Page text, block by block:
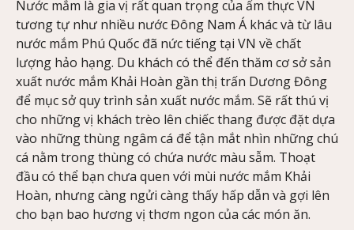
Nước mắm là gia vị rất quan trọng của ẩm thực VN
tương tự như nhiều nước Đông Nam Á khác và từ lâu
nước mắm Phú Quốc đã nức tiếng tại VN về chất
lượng hảo hạng. Du khách có thể đến thăm cơ sở sản
xuất nước mắm Khải Hoàn gần thị trấn Dương Đông
để mục sở quy trình sản xuất nước mắm. Sẽ rất thú vị
cho những vị khách trèo lên chiếc thang được đặt dựa
vào những thùng ngâm cá để tận mắt nhìn những chú
cá nằm trong thùng có chứa nước màu sẫm. Thoạt
đầu có thể bạn chưa quen với mùi nước mắm Khải
Hoàn, nhưng càng ngửi càng thấy hấp dẫn và gợi lên
cho bạn bao hương vị thơm ngon của các món ăn.